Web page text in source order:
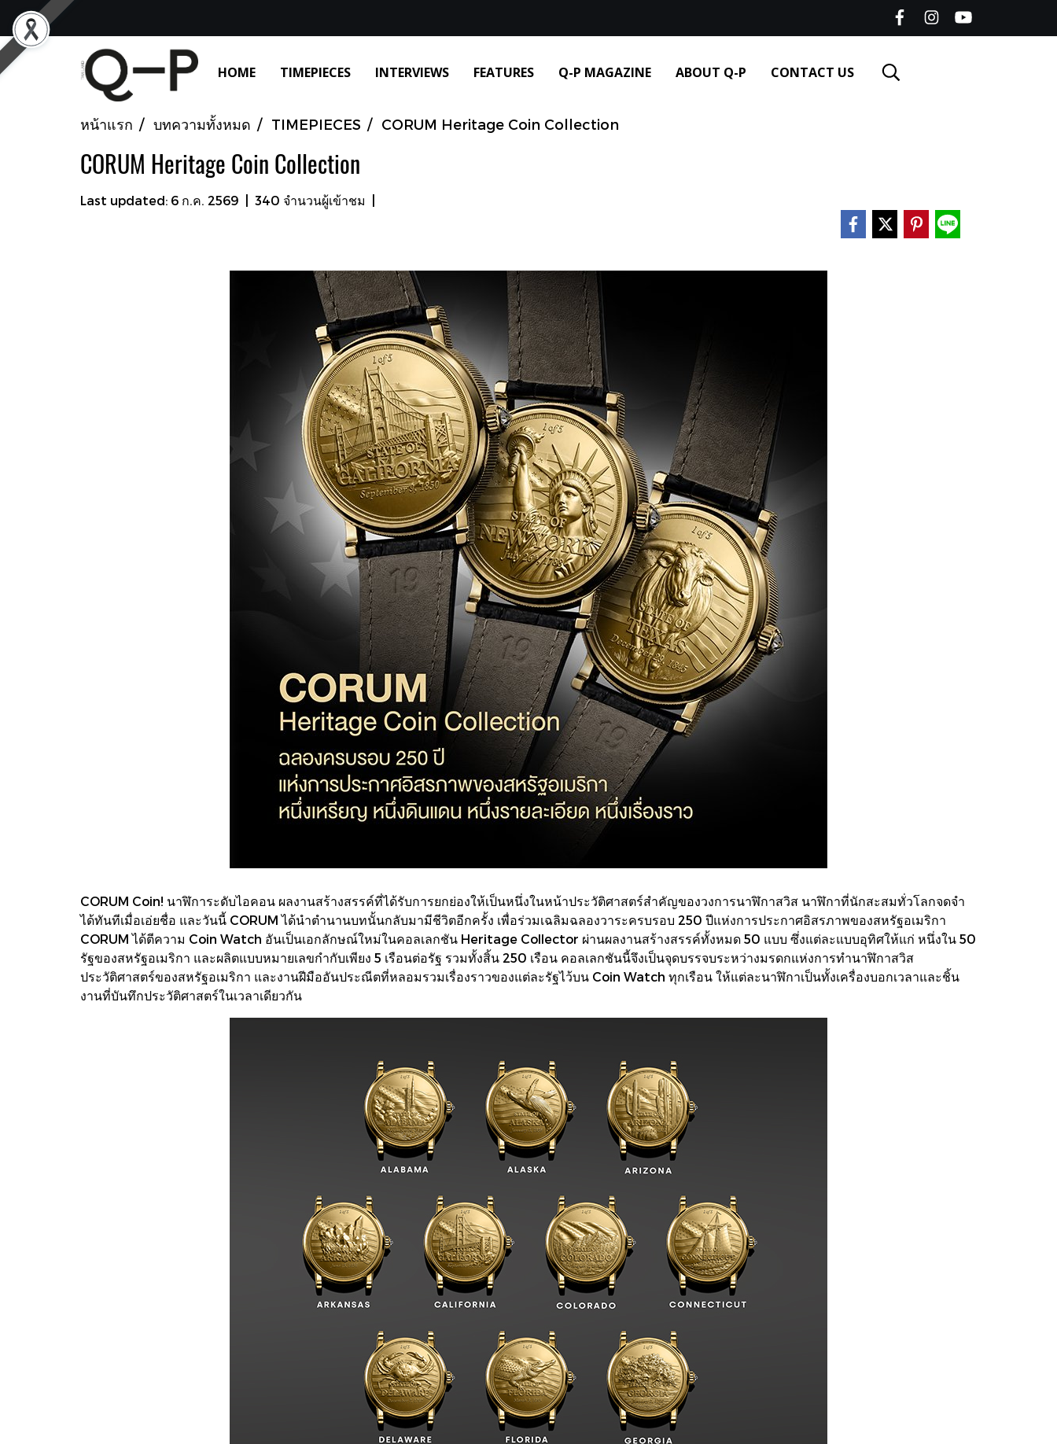
HOME TIMEPIECES INTERVIEWS FEATURES Q-P MAGAZINE ABOUT Q-P CONTACT US
หน้าแรก บทความทั้งหมด TIMEPIECES CORUM Heritage Coin Collection
CORUM Heritage Coin Collection
Last updated: 6 ก.ค. 2569 340 จำนวนผู้เข้าชม
CORUM Coin! นาฬิการะดับไอคอน ผลงานสร้างสรรค์ที่ได้รับการยกย่องให้เป็นหนึ่งในหน้าประวัติศาสตร์สำคัญของวงการนาฬิกาสวิส นาฬิกาที่นักสะสมทั่วโลกจดจำ
ได้ทันทีเมื่อเอ่ยชื่อ และวันนี้ CORUM ได้นำตำนานบทนั้นกลับมามีชีวิตอีกครั้ง เพื่อร่วมเฉลิมฉลองวาระครบรอบ 250 ปีแห่งการประกาศอิสรภาพของสหรัฐอเมริกา
CORUM ได้ตีความ Coin Watch อันเป็นเอกลักษณ์ใหม่ในคอลเลกชัน Heritage Collector ผ่านผลงานสร้างสรรค์ทั้งหมด 50 แบบ ซึ่งแต่ละแบบอุทิศให้แก่ หนึ่งใน 50
รัฐของสหรัฐอเมริกา และผลิตแบบหมายเลขกำกับเพียง 5 เรือนต่อรัฐ รวมทั้งสิ้น 250 เรือน คอลเลกชันนี้จึงเป็นจุดบรรจบระหว่างมรดกแห่งการทำนาฬิกาสวิส
ประวัติศาสตร์ของสหรัฐอเมริกา และงานฝีมืออันประณีตที่หลอมรวมเรื่องราวของแต่ละรัฐไว้บน Coin Watch ทุกเรือน ให้แต่ละนาฬิกาเป็นทั้งเครื่องบอกเวลาและชิ้น
งานที่บันทึกประวัติศาสตร์ในเวลาเดียวกัน